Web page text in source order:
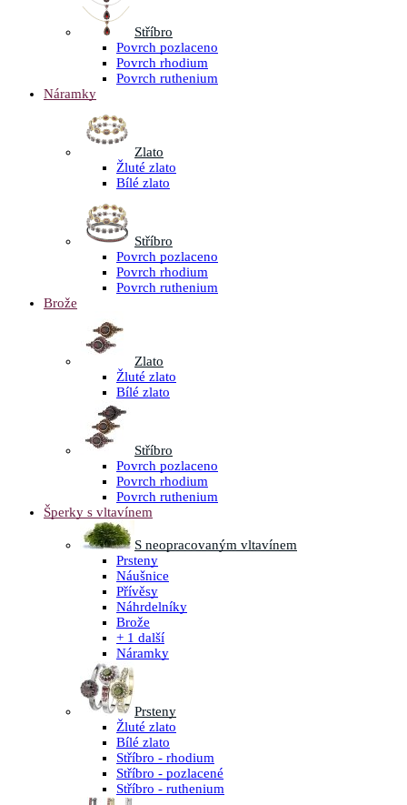
Stříbro
Povrch pozlaceno
Povrch rhodium
Povrch ruthenium
Náramky
Zlato
Žluté zlato
Bílé zlato
Stříbro
Povrch pozlaceno
Povrch rhodium
Povrch ruthenium
Brože
Zlato
Žluté zlato
Bílé zlato
Stříbro
Povrch pozlaceno
Povrch rhodium
Povrch ruthenium
Šperky s vltavínem
S neopracovaným vltavínem
Prsteny
Náušnice
Přívěsy
Náhrdelníky
Brože
+ 1 další
Náramky
Prsteny
Žluté zlato
Bílé zlato
Stříbro - rhodium
Stříbro - pozlacené
Stříbro - ruthenium